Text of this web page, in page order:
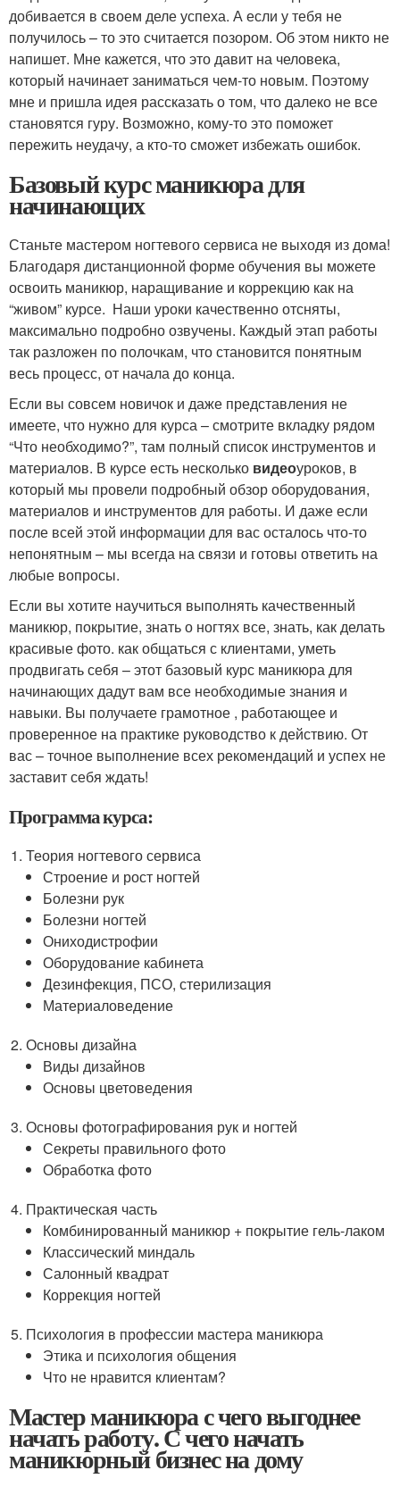
добивается в своем деле успеха. А если у тебя не
получилось – то это считается позором. Об этом никто не
напишет. Мне кажется, что это давит на человека,
который начинает заниматься чем-то новым. Поэтому
мне и пришла идея рассказать о том, что далеко не все
становятся гуру. Возможно, кому-то это поможет
пережить неудачу, а кто-то сможет избежать ошибок.
Базовый курс маникюра для
начинающих
Станьте мастером ногтевого сервиса не выходя из дома!
Благодаря дистанционной форме обучения вы можете
освоить маникюр, наращивание и коррекцию как на
“живом” курсе. Наши уроки качественно отсняты,
максимально подробно озвучены. Каждый этап работы
так разложен по полочкам, что становится понятным
весь процесс, от начала до конца.
Если вы совсем новичок и даже представления не
имеете, что нужно для курса – смотрите вкладку рядом
“Что необходимо?”, там полный список инструментов и
материалов. В курсе есть несколько видеоуроков, в
который мы провели подробный обзор оборудования,
материалов и инструментов для работы. И даже если
после всей этой информации для вас осталось что-то
непонятным – мы всегда на связи и готовы ответить на
любые вопросы.
Если вы хотите научиться выполнять качественный
маникюр, покрытие, знать о ногтях все, знать, как делать
красивые фото. как общаться с клиентами, уметь
продвигать себя – этот базовый курс маникюра для
начинающих дадут вам все необходимые знания и
навыки. Вы получаете грамотное , работающее и
проверенное на практике руководство к действию. От
вас – точное выполнение всех рекомендаций и успех не
заставит себя ждать!
Программа курса:
Теория ногтевого сервиса
Строение и рост ногтей
Болезни рук
Болезни ногтей
Ониходистрофии
Оборудование кабинета
Дезинфекция, ПСО, стерилизация
Материаловедение
Основы дизайна
Виды дизайнов
Основы цветоведения
Основы фотографирования рук и ногтей
Секреты правильного фото
Обработка фото
Практическая часть
Комбинированный маникюр + покрытие гель-лаком
Классический миндаль
Салонный квадрат
Коррекция ногтей
Психология в профессии мастера маникюра
Этика и психология общения
Что не нравится клиентам?
Мастер маникюра с чего выгоднее
начать работу. С чего начать
маникюрный бизнес на дому